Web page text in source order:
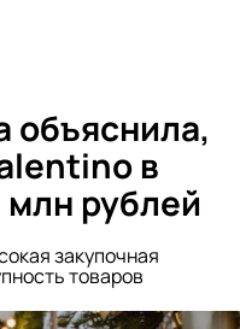
объяснила,
в
млн рублей
закупочная
товаров